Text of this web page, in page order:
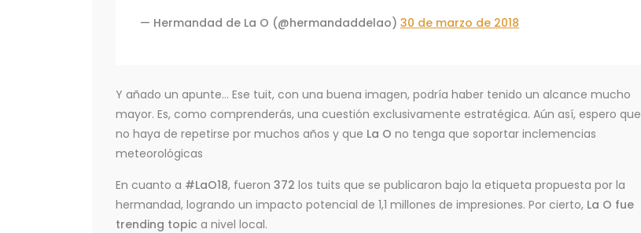
— Hermandad de La O (@hermandaddelao) 30 de marzo de 2018
Y añado un apunte… Ese tuit, con una buena imagen, podría haber tenido un alcance mucho
mayor. Es, como comprenderás, una cuestión exclusivamente estratégica. Aún así, espero que
no haya de repetirse por muchos años y que La O no tenga que soportar inclemencias
meteorológicas
En cuanto a #LaO18, fueron 372 los tuits que se publicaron bajo la etiqueta propuesta por la
hermandad, logrando un impacto potencial de 1,1 millones de impresiones. Por cierto, La O fue
trending topic a nivel local.